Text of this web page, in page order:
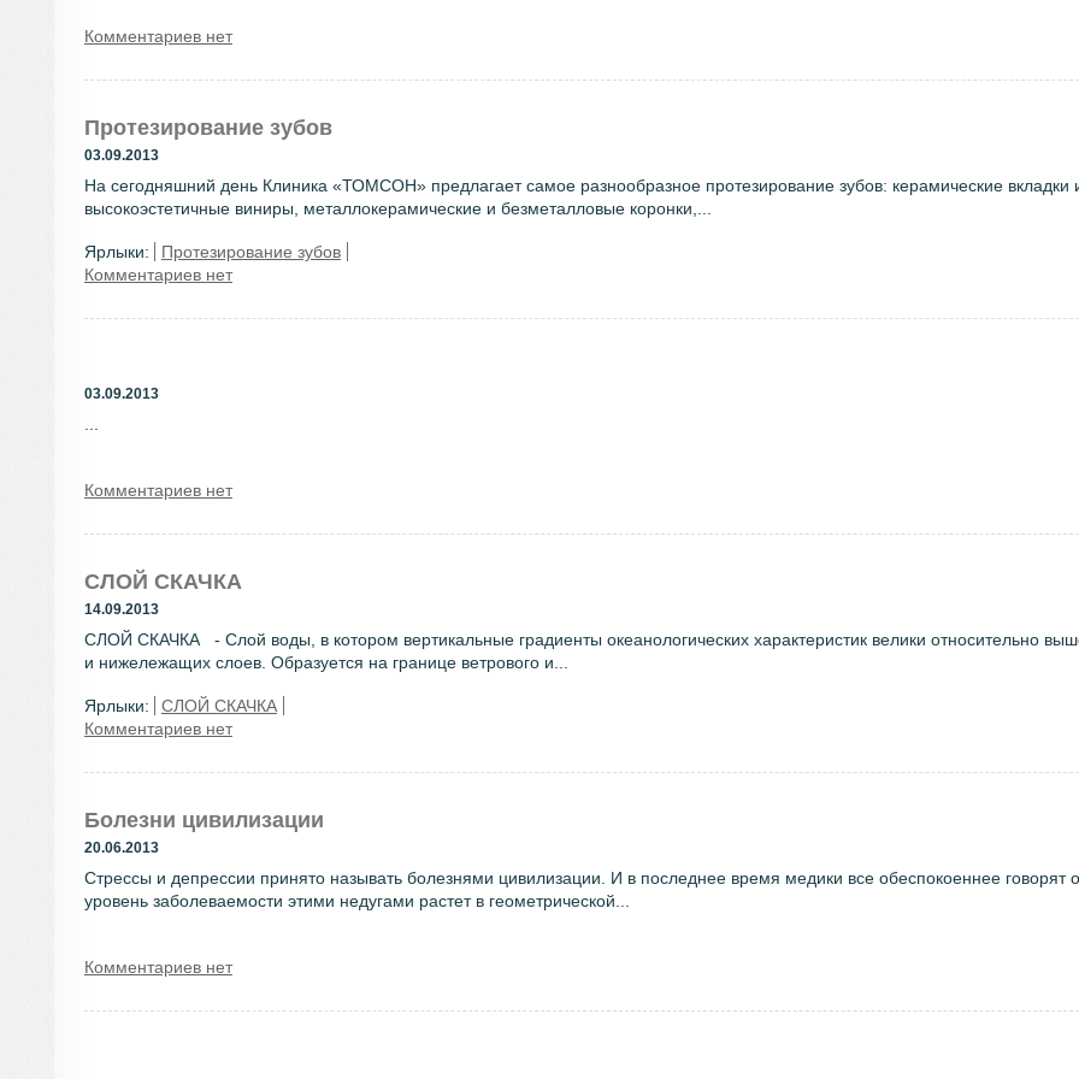
Комментариев нет
Протезирование зубов
03.09.2013
На сегодняшний день Клиника «ТОМСОН» предлагает самое разнообразное протезирование зубов: керамические вкладки
высокоэстетичные виниры, металлокерамические и безметалловые коронки,...
Ярлыки:
Протезирование зубов
Комментариев нет
03.09.2013
Комментариев нет
СЛОЙ СКАЧКА
14.09.2013
СЛОЙ СКАЧКА - Слой воды, в котором вертикальные градиенты океанологических характеристик велики относительно
и нижележащих слоев. Образуется на границе ветрового и...
Ярлыки:
СЛОЙ СКАЧКА
Комментариев нет
Болезни цивилизации
20.06.2013
Стрессы и депрессии принято называть болезнями цивилизации. И в последнее время медики все обеспокоеннее говорят
уровень заболеваемости этими недугами растет в геометрической...
Комментариев нет